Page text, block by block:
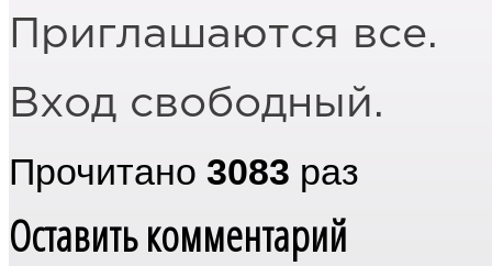
Приглашаются все.
Вход свободный.
Прочитано 3083 раз
Оставить комментарий